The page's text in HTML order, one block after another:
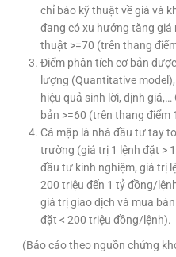
chỉ báo kỹ thuật về giá và
đang có xu hướng tăng giá
thuật >=70 (trên thang
Điểm phân tích cơ bản
lượng (Quantitative
hiệu quả sinh lời, định
bản >=60 (trên thang điểm
Cá mập là nhà đầu tư tay
trường (giá trị 1 lệnh đặt >
đầu tư kinh nghiệm, giá trị
200 triệu đến 1 tỷ đồng/
giá trị giao dịch và mua
đặt < 200 triệu đồng/lệnh).
(Báo cáo theo nguồn chứng